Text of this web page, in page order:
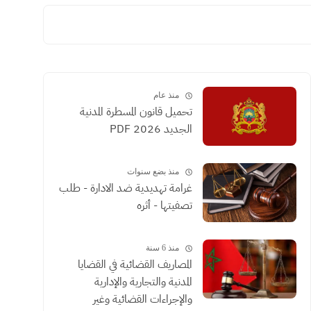
منذ عام
تحميل قانون المسطرة المدنية
الجديد 2026 PDF
منذ بضع سنوات
غرامة تهديدية ضد الادارة - طلب
تصفيتها - أثره
منذ 6 سنة
المصاريف القضائية في القضايا
المدنية والتجارية والإدارية
والإجراءات القضائية وغير